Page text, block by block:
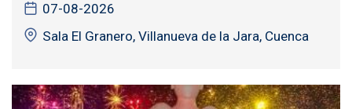
07-08-2026
Sala El Granero, Villanueva de la Jara, Cuenca